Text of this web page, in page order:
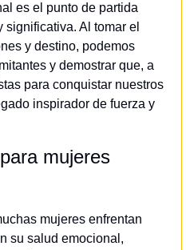
es el punto de partida
Al tomar el
y destino, podemos
y demostrar que, a
para conquistar nuestros
inspirador de fuerza y
mujeres
mujeres enfrentan
su salud emocional,